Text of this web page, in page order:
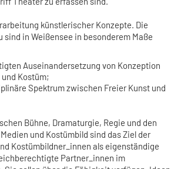
künstlerischer Konzepte. Die
sind in Weißensee in besonderem Maße
Auseinandersetzung von Konzeption
Kostüm;
Spektrum zwischen Freier Kunst und
Bühne, Dramaturgie, Regie und den
und Kostümbild sind das Ziel der
Kostümbildner_innen als eigenständige
Partner_innen im